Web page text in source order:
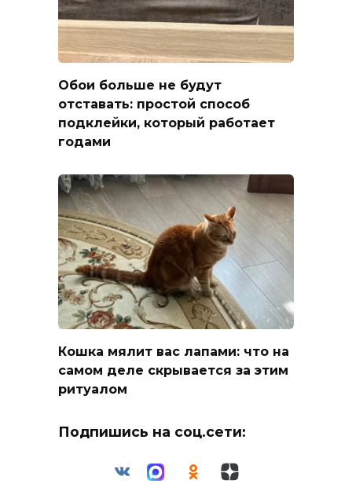
Обои больше не будут
отставать: простой способ
подклейки, который работает
годами
Кошка мялит вас лапами: что на
самом деле скрывается за этим
ритуалом
Подпишись на соц.сети: